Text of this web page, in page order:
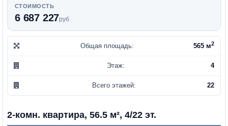
СТОИМОСТЬ
6 687 227руб
Общая площадь: 565 м2
Этаж: 4
Всего этажей: 22
2-комн. квартира, 56.5 м², 4/22 эт.